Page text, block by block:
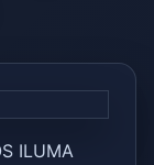
ILUMA